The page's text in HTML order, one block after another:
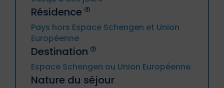
Résidence
Pays hors Espace Schengen et Union
Européenne
Destination
Allemagne, Autriche, Belgique, Bulgarie,
Chypre, Croatie, Danemark, Espagne,
Estonie, Finlande, France métropolitaine
Espace Schengen ou Union Européenne
Nature du séjour